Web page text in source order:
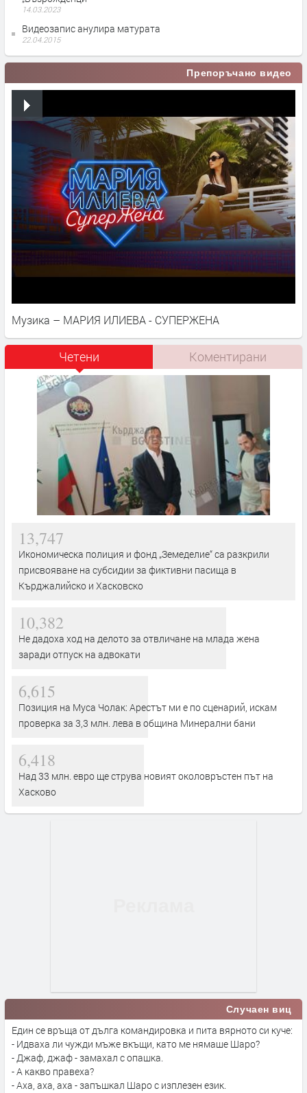
14.03.2023
Видеозапис анулира матурата
22.04.2015
Препоръчано видео
Музика – МАРИЯ ИЛИЕВА - СУПЕРЖЕНА
Четени Коментирани
13,747
Икономическа полиция и фонд „Земеделие“ са разкрили
присвояване на субсидии за фиктивни пасища в
Кърджалийско и Хасковско
10,382
Не дадоха ход на делото за отвличане на млада жена
заради отпуск на адвокати
6,615
Позиция на Муса Чолак: Арестът ми е по сценарий, искам
проверка за 3,3 млн. лева в община Минерални бани
6,418
Над 33 млн. евро ще струва новият околовръстен път на
Хасково
Случаен виц
Един се връща от дълга командировка и пита вярното си куче:
- Идваха ли чужди мъже вкъщи, като ме нямаше Шаро?
- Джаф, джаф - замахал с опашка.
- А какво правеха?
- Аха, аха, аха - запъшкал Шаро с изплезен език.